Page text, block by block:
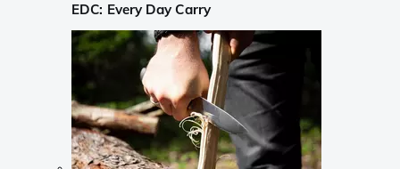
EDC: Every Day Carry